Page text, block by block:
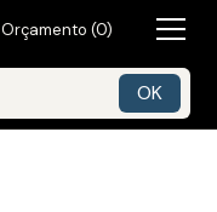
Orçamento (0)